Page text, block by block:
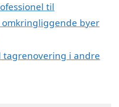
til
byer
tagrenovering i andre